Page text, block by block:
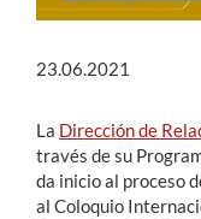
23.06.2021
La Dirección de
través de su
da inicio al proceso
al Coloquio